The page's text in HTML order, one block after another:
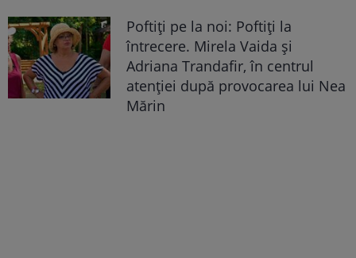
Poftiți pe la noi: Poftiți la
întrecere. Mirela Vaida și
Adriana Trandafir, în centrul
atenției după provocarea lui Nea
Mărin